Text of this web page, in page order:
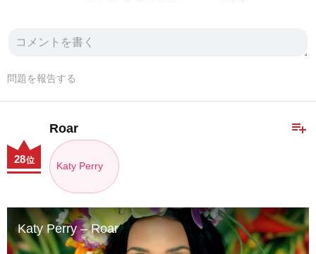
問題を報告する
playlist_add
Roar
Katy Perry
28位
Katy Perry – Roar